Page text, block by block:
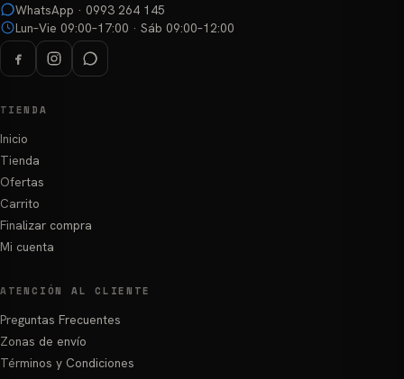
WhatsApp · 0993 264 145
Lun–Vie 09:00–17:00 · Sáb 09:00–12:00
TIENDA
Inicio
Tienda
Ofertas
Carrito
Finalizar compra
Mi cuenta
ATENCIÓN AL CLIENTE
Preguntas Frecuentes
Zonas de envío
Términos y Condiciones